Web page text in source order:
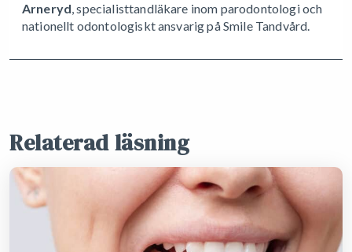
Arneryd, specialisttandläkare inom parodontologi och
nationellt odontologiskt ansvarig på Smile Tandvård.
Relaterad läsning